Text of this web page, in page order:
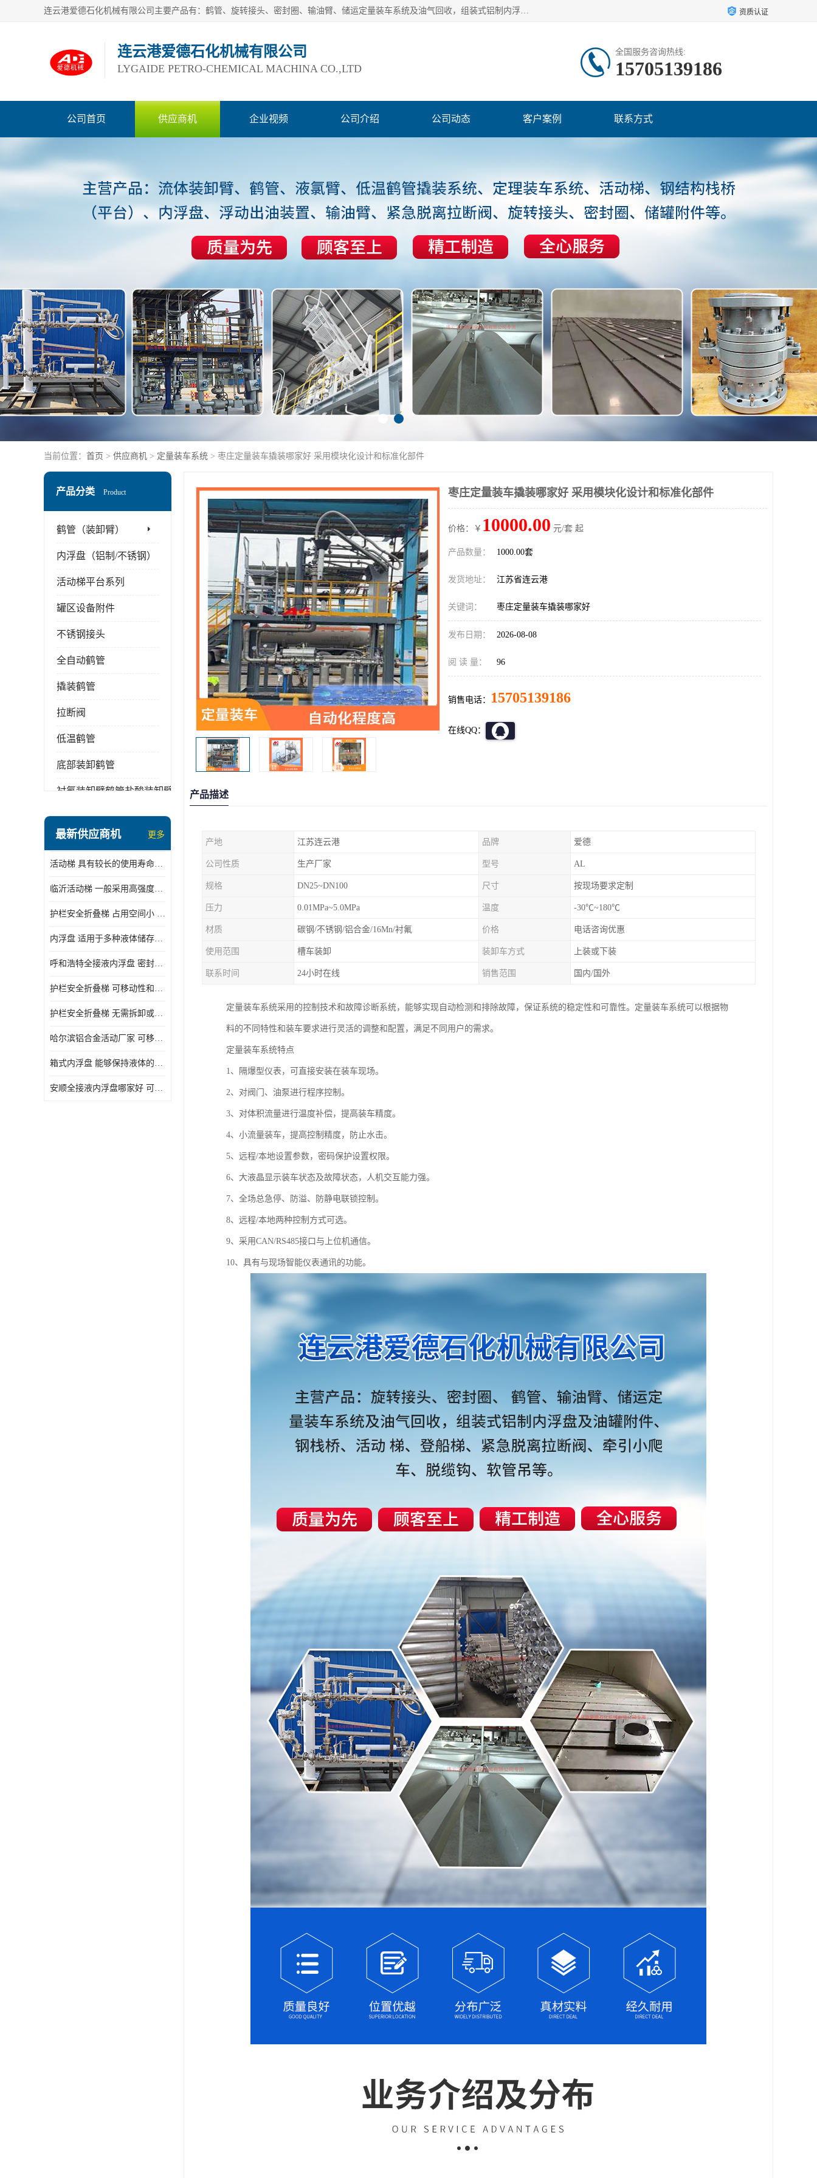
连云港爱德石化机械有限公司主要产品有：鹤管、旋转接头、密封圈、输油臂、储运定量装车系统及油气回收，组装式铝制内浮盘及油罐附件、钢结构栈桥/平台、活动梯、紧急脱离拉断阀等。完备的制造和检测手段以及高素质的员工确保了产品的质量。 资质认证
连云港爱德石化机械有限公司
LYGAIDE PETRO-CHEMICAL MACHINA CO.,LTD
全国服务咨询热线:
15705139186
公司首页 供应商机 企业视频 公司介绍 公司动态 客户案例 联系方式
当前位置： 首页 > 供应商机 > 定量装车系统 > 枣庄定量装车撬装哪家好 采用模块化设计和标准化部件
产品分类 Product
鹤管（装卸臂）
内浮盘（铝制/不锈钢）
活动梯平台系列
罐区设备附件
不锈钢接头
全自动鹤管
撬装鹤管
拉断阀
低温鹤管
底部装卸鹤管
衬氟装卸臂鹤管盐酸装卸臂
顶部装卸车鹤管
液氨液化气鹤管
定量装车系统
最新供应商机 更多
活动梯 具有较长的使用寿命和耐用性 一般采用高强度材料制造
临沂活动梯 一般采用高强度材料制造 可以用于多种不同的任务
护栏安全折叠梯 占用空间小 方便存放和搬运
内浮盘 适用于多种液体储存和运输 能够降低运输成本和维护成本
呼和浩特全接液内浮盘 密封性能好 有效保护液体质量
护栏安全折叠梯 可移动性和安全性较高 占用空间小
护栏安全折叠梯 无需拆卸或重新安装 占用空间小
哈尔滨铝合金活动厂家 可移动性和安全性较高 占用空间小
箱式内浮盘 能够保持液体的密闭状态 适用于多种液体储存和运输
安顺全接液内浮盘哪家好 可以自动上下浮动 密封性能好
枣庄定量装车撬装哪家好 采用模块化设计和标准化部件
价格：￥ 10000.00 元/套 起
产品数量： 1000.00套
发货地址： 江苏省连云港
关键词： 枣庄定量装车撬装哪家好
发布日期： 2026-08-08
阅 读 量： 96
销售电话： 15705139186
在线QQ：
产品描述
产地 江苏连云港 品牌 爱德
公司性质 生产厂家 型号 AL
规格 DN25~DN100 尺寸 按现场要求定制
压力 0.01MPa~5.0MPa 温度 -30℃~180℃
材质 碳钢/不锈钢/铝合金/16Mn/衬氟 价格 电话咨询优惠
使用范围 槽车装卸 装卸车方式 上装或下装
联系时间 24小时在线 销售范围 国内/国外
定量装车系统采用的控制技术和故障诊断系统，能够实现自动检测和排除故障，保证系统的稳定性和可靠性。定量装车系统可以根据物
料的不同特性和装车要求进行灵活的调整和配置，满足不同用户的需求。
定量装车系统特点
1、隔爆型仪表，可直接安装在装车现场。
2、对阀门、油泵进行程序控制。
3、对体积流量进行温度补偿，提高装车精度。
4、小流量装车，提高控制精度，防止水击。
5、远程/本地设置参数，密码保护设置权限。
6、大液晶显示装车状态及故障状态，人机交互能力强。
7、全场总急停、防溢、防静电联锁控制。
8、远程/本地两种控制方式可选。
9、采用CAN/RS485接口与上位机通信。
10、具有与现场智能仪表通讯的功能。